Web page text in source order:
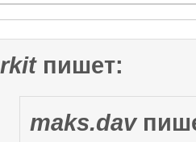
rkitпишет:
maks.dav